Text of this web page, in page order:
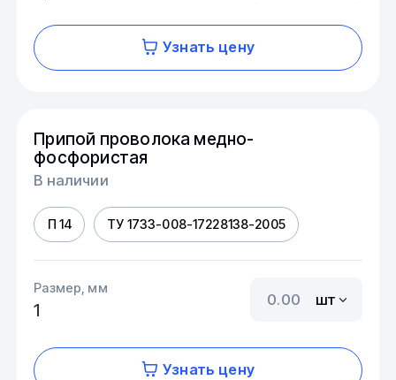
Узнать цену
Припой проволока медно-
фосфористая
В наличии
П 14 ТУ 1733-008-17228138-2005
Размер, мм
1
шт
Узнать цену